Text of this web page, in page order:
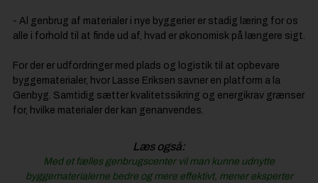
- Al genbrug af materialer i nye byggerier er stadig læring for os
alle i forhold til at finde ud af, hvad er økonomisk på længere sigt.
For der er udfordringer med plads og logistik til at opbevare
byggematerialer, hvor Lasse Eriksen savner en platform a la
Genbyg. Samtidig sætter kvalitetssikring og energikrav grænser
for, hvilke materialer der kan genanvendes.
Læs også:
Med et fælles genbrugscenter vil man kunne udnytte
byggematerialerne bedre og mere effektivt, mener eksperter